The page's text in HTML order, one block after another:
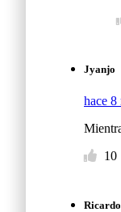
Jyanjo
hace 8
10
Ricardo